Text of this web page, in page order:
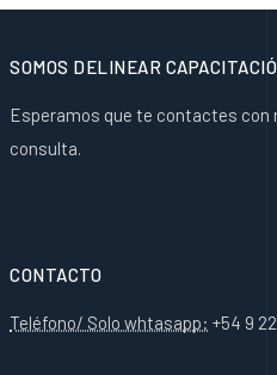
SOMOS DELINEAR
Esperamos que te contactes con
consulta.
CONTACTO
Teléfono/ Solo whtasapp: +54 9